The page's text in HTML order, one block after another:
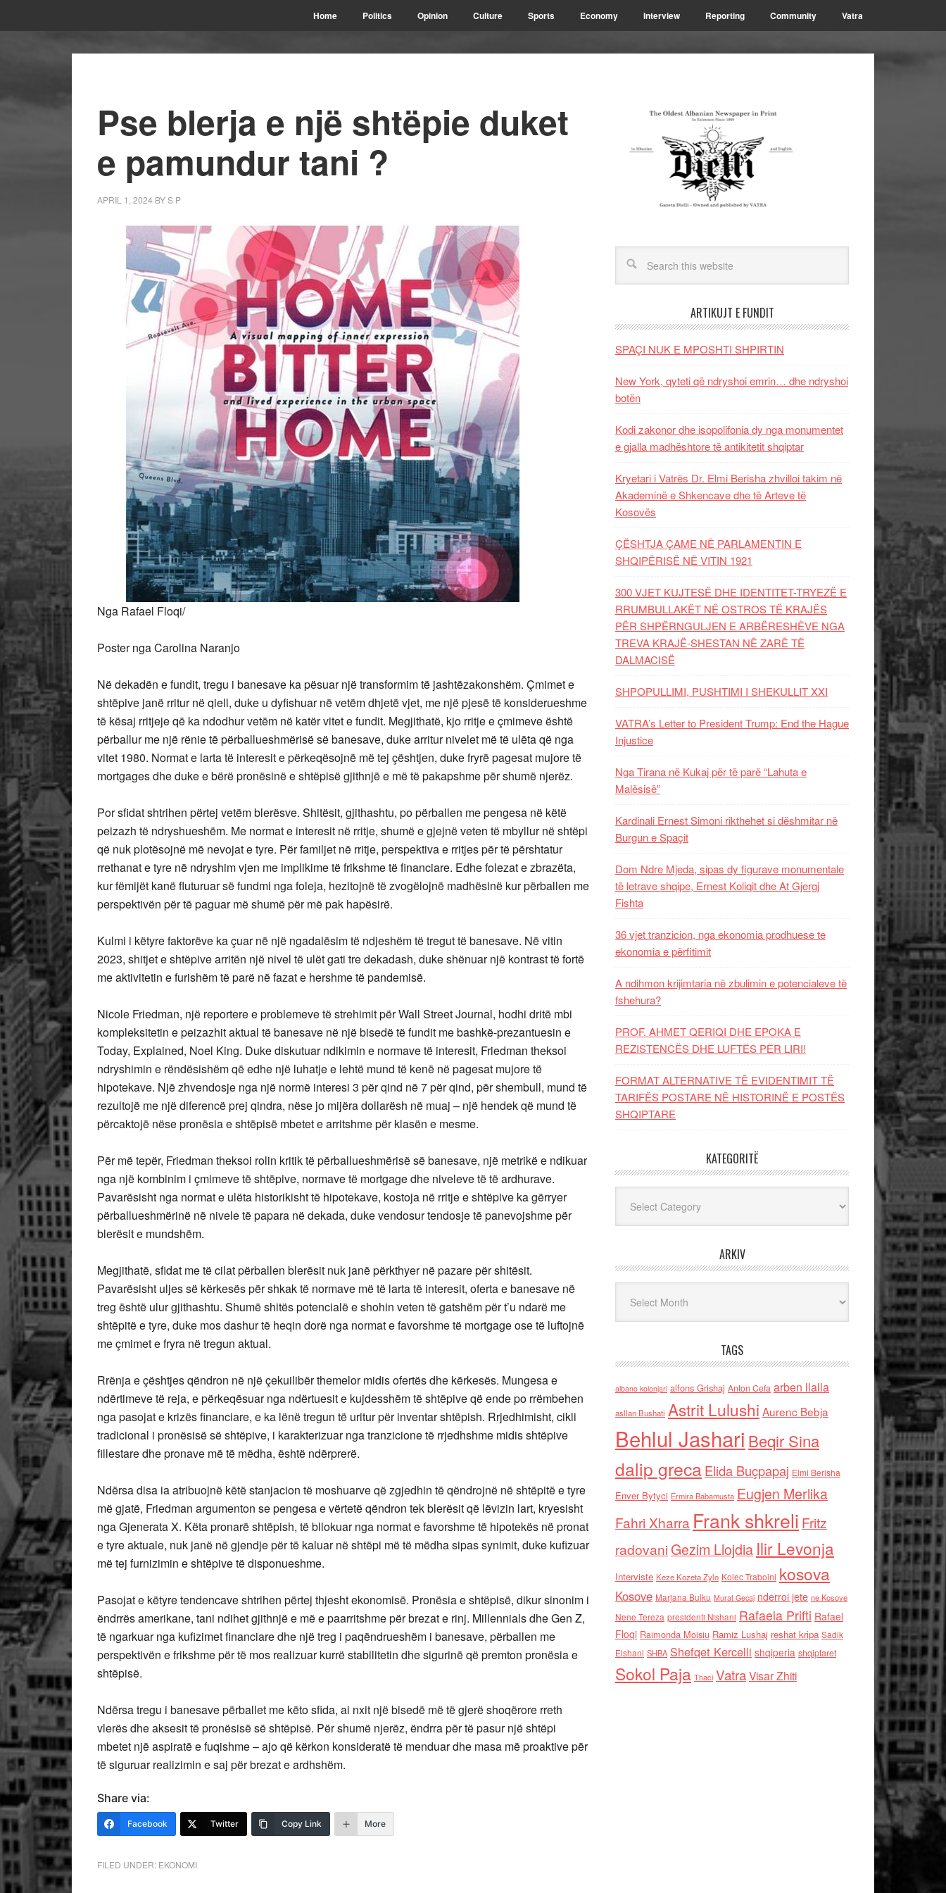
Home Politics Opinion Culture Sports Economy Interview Reporting Community Vatra
Pse blerja e një shtëpie duket
e pamundur tani ?
APRIL 1, 2024 BYS P
Nga Rafael Floqi/
Poster nga Carolina Naranjo
Nëdekadën e fundit, tregu i banesave ka pësuar një transformim të jashtëzakonshëm. Çmimet e
shtëpive janë rritur në qiell, duke u dyfishuar në vetëm dhjetë vjet, me një pjesë të konsiderueshme
të kësaj rritjeje që ka ndodhur vetëm në katër vitet e fundit. Megjithatë, kjo rritje e çmimeve është
përballur me një rënie të përballueshmërisë së banesave, duke arritur nivelet më të ulëta që nga
vitet 1980. Normat e larta të interesit e përkeqësojnë më tej çështjen, duke fryrë pagesat mujore të
mortgages dhe duke e bërë pronësinë e shtëpisë gjithnjë e më të pakapshme për shumë njerëz.
Por sfidat shtrihen përtej vetëm blerësve. Shitësit, gjithashtu, po përballen me pengesa në këtë
peizazh të ndryshueshëm. Me normat e interesit në rritje, shumë e gjejnë veten të mbyllur në shtëpi
që nuk plotësojnë më nevojat e tyre. Për familjet në rritje, perspektiva e rritjes për të përshtatur
rrethanat e tyre në ndryshim vjen me implikime të frikshme të financiare. Edhe folezat e zbrazëta,
kur fëmijët kanë fluturuar së fundmi nga foleja, hezitojnë të zvogëlojnë madhësinë kur përballen me
perspektivën për të paguar më shumë për më pak hapësirë.
Kulmi i këtyre faktorëve ka çuar në një ngadalësim të ndjeshëm të tregut të banesave. Në vitin
2023, shitjet e shtëpive arritën një nivel të ulët gati tre dekadash, duke shënuar një kontrast të fortë
me aktivitetin e furishëm të parë në fazat e hershme të pandemisë.
Nicole Friedman, një reportere e problemeve të strehimit për Wall Street Journal, hodhi dritë mbi
kompleksitetin e peizazhit aktual të banesave në një bisedë të fundit me bashkë-prezantuesin e
Today, Explained, Noel King. Duke diskutuar ndikimin e normave të interesit, Friedman theksoi
ndryshimin e rëndësishëm që edhe një luhatje e lehtë mund të kenë në pagesat mujore të
hipotekave. Një zhvendosje nga një normë interesi 3 për qind në 7 për qind, për shembull, mund të
rezultojë me një diferencë prej qindra, nëse jo mijëra dollarësh në muaj – një hendek që mund të
përcaktojë nëse pronësia e shtëpisë mbetet e arritshme për klasën e mesme.
Për më tepër, Friedman theksoi rolin kritik të përballueshmërisë së banesave, një metrikë e ndikuar
nga një kombinim i çmimeve të shtëpive, normave të mortgage dhe niveleve të të ardhurave.
Pavarësisht nga normat e ulëta historikisht të hipotekave, kostoja në rritje e shtëpive ka gërryer
përballueshmërinë në nivele të papara në dekada, duke vendosur tendosje të panevojshme për
blerësit e mundshëm.
Megjithatë, sfidat me të cilat përballen blerësit nuk janë përkthyer në pazare për shitësit.
Pavarësisht uljes së kërkesës për shkak të normave më të larta të interesit, oferta e banesave në
treg është ulur gjithashtu. Shumë shitës potencialë e shohin veten të gatshëm për t’u ndarë me
shtëpitë e tyre, duke mos dashur të heqin dorë nga normat e favorshme të mortgage ose të luftojnë
me çmimet e fryra në tregun aktual.
Rrënja e çështjes qëndron në një çekuilibër themelor midis ofertës dhe kërkesës. Mungesa e
ndërtimeve të reja, e përkeqësuar nga ndërtuesit e kujdesshëm të shtëpive që ende po rrëmbehen
nga pasojat e krizës financiare, e ka lënë tregun të uritur për inventar shtëpish. Rrjedhimisht, cikli
tradicional i pronësisë së shtëpive, i karakterizuar nga tranzicione të rrjedhshme midis shtëpive
fillestare dhe pronave më të mëdha, është ndërprerë.
Ndërsa disa ia atribuojnë këtë stanjacion të moshuarve që zgjedhin të qëndrojnë në shtëpitë e tyre
më gjatë, Friedman argumenton se pengesa e vërtetë qëndron tek blerësit që lëvizin lart, kryesisht
nga Gjenerata X. Këta pronarë shtëpish, të bllokuar nga normat e favorshme të hipotekës në pronat
e tyre aktuale, nuk janë në gjendje për të kaluar në shtëpi më të mëdha sipas synimit, duke kufizuar
më tej furnizimin e shtëpive të disponueshme.
Pasojat e këtyre tendencave shtrihen përtej thjesht ekonomisë. Pronësia e shtëpisë, dikur sinonim i
ëndrrës amerikane, tani ndihet gjithnjë e më e paarritshme për brezat e rinj. Millennials dhe Gen Z,
të ngarkuar nga kufizimet financiare dhe një treg i paqëndrueshëm i banesave, përballen me
perspektivën e frikshme për të mos realizuar kurrë stabilitetin dhe sigurinë që premton pronësia e
shtëpisë.
Ndërsa tregu i banesave përballet me këto sfida, ai nxit një bisedë më të gjerë shoqërore rreth
vlerës dhe aksesit të pronësisë së shtëpisë. Për shumë njerëz, ëndrra për të pasur një shtëpi
mbetet një aspiratë e fuqishme – ajo që kërkon konsideratë të menduar dhe masa më proaktive për
të siguruar realizimin e saj për brezat e ardhshëm.
Share via:
Facebook Twitter Copy Link More
FILED UNDER: EKONOMI
ARTIKUJT E FUNDIT
SPAÇI NUK E MPOSHTI SHPIRTIN
New York, qyteti që ndryshoi emrin… dhe ndryshoi
botën
Kodi zakonor dhe isopolifonia dy nga monumentet
e gjalla madhështore të antikitetit shqiptar
Kryetari i Vatrës Dr. Elmi Berisha zhvilloi takim në
Akademinë e Shkencave dhe të Arteve të
Kosovës
ÇËSHTJA ÇAME NË PARLAMENTIN E
SHQIPËRISË NË VITIN 1921
300 VJET KUJTESË DHE IDENTITET-TRYEZË E
RRUMBULLAKËT NË OSTROS TË KRAJËS
PËR SHPËRNGULJEN E ARBËRESHËVE NGA
TREVA KRAJË-SHESTAN NË ZARË TË
DALMACISË
SHPOPULLIMI, PUSHTIMI I SHEKULLIT XXI
VATRA’s Letter to President Trump: End the Hague
Injustice
Nga Tirana në Kukaj për të parë “Lahuta e
Malësisë”
Kardinali Ernest Simoni rikthehet si dëshmitar në
Burgun e Spaçit
Dom Ndre Mjeda, sipas dy figurave monumentale
të letrave shqipe, Ernest Koliqit dhe At Gjergj
Fishta
36 vjet tranzicion, nga ekonomia prodhuese te
ekonomia e përfitimit
A ndihmon krijimtaria në zbulimin e potencialeve të
fshehura?
PROF. AHMET QERIQI DHE EPOKA E
REZISTENCЁS DHE LUFTЁS PЁR LIRI!
FORMAT ALTERNATIVE TË EVIDENTIMIT TË
TARIFËS POSTARE NË HISTORINË E POSTËS
SHQIPTARE
KATEGORITË
ARKIV
TAGS
albano kolonjari alfons Grishaj Anton Cefa arben llalla
asllan Bushati Astrit Lulushi Aurenc Bebja
Behlul Jashari Beqir Sina
dalip grecaElida Buçpapaj Elmi Berisha
Enver Bytyci Ermira Babamusta Eugjen Merlika
Fahri Xharra Frank shkreli Fritz
radovaniGezim Llojdia Ilir Levonja
Interviste Keze Kozeta Zylo Kolec Traboini kosova
Kosove Marjana Bulku Murat Gecaj nderroi jete ne Kosove
Nene Tereza presidenti Nishani Rafaela Prifti Rafael
Floqi Raimonda Moisiu Ramiz Lushaj reshat kripa Sadik
Elshani SHBA Shefqet Kercelli shqiperia shqiptaret
Sokol Paja Thaci VatraVisar Zhiti